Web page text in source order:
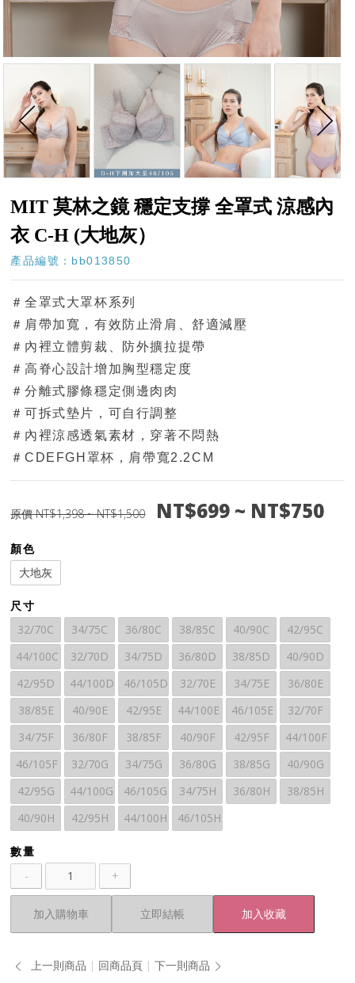
MIT 莫林之鏡 穩定支撐 全罩式 涼感內
衣 C-H (大地灰）
產品編號：bb013850
＃全罩式大罩杯系列
＃肩帶加寬，有效防止滑肩、舒適減壓
＃內裡立體剪裁、防外擴拉提帶
＃高脊心設計增加胸型穩定度
＃分離式膠條穩定側邊肉肉
＃可拆式墊片，可自行調整
＃內裡涼感透氣素材，穿著不悶熱
＃CDEFGH罩杯，肩帶寬2.2CM
原價 NT$1,398 ~ NT$1,500 NT$699 ~ NT$750
顏色
大地灰
尺寸
32/70C 34/75C 36/80C 38/85C 40/90C
42/95C
44/100C
32/70D 34/75D 36/80D 38/85D
40/90D
42/95D
44/100D 46/105D 32/70E 34/75E
36/80E
38/85E
40/90E 42/95E 44/100E 46/105E
32/70F
34/75F
36/80F 38/85F 40/90F 42/95F
44/100F
46/105F
32/70G 34/75G 36/80G 38/85G
40/90G
42/95G
44/100G 46/105G 34/75H 36/80H
38/85H
40/90H
42/95H 44/100H 46/105H
數量
- +
加入購物車 立即結帳 加入收藏
上一則商品 回商品頁 下一則商品